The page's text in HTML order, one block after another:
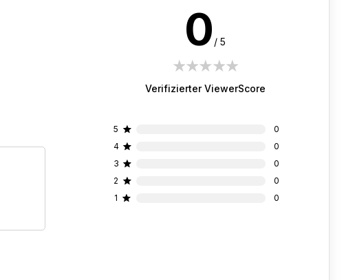
0 / 5
4 stars
3 stars
2 stars
1 star
Verifizierter ViewerScore
5
0
4
0
3
0
2
0
1
0